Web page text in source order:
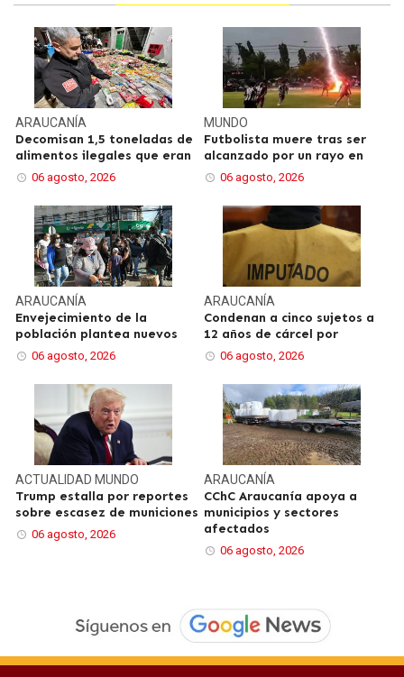
ARAUCANÍA
Decomisan 1,5 toneladas de
alimentos ilegales que eran
06 agosto, 2026
MUNDO
Futbolista muere tras ser
alcanzado por un rayo en
06 agosto, 2026
ARAUCANÍA
Envejecimiento de la
población plantea nuevos
06 agosto, 2026
ARAUCANÍA
Condenan a cinco sujetos a
12 años de cárcel por
06 agosto, 2026
ACTUALIDAD MUNDO
Trump estalla por reportes
sobre escasez de municiones
06 agosto, 2026
ARAUCANÍA
CChC Araucanía apoya a
municipios y sectores
afectados
06 agosto, 2026